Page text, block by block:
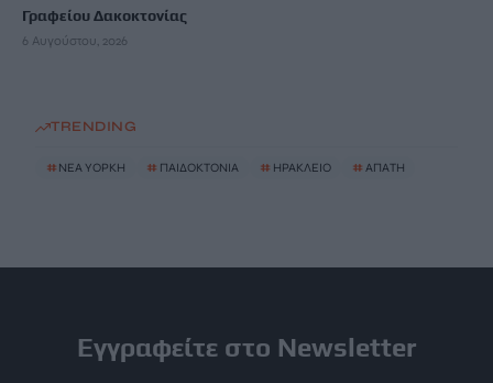
Γραφείου Δακοκτονίας
6 Αυγούστου, 2026
TRENDING
# ΝΈΑ ΥΌΡΚΗ # ΠΑΙΔΟΚΤΟΝΙΑ # ΗΡΑΚΛΕΙΟ # ΑΠΑΤΗ
Εγγραφείτε στο Newsletter